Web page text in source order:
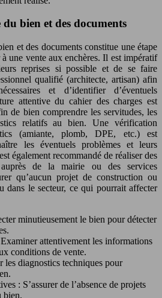
bien et des documents
et des documents constitue une étape
une vente aux enchères. Il est impératif
reprises si possible et de se faire
qualifié (architecte, artisan) afin
et d’identifier d’éventuels
attentive du cahier des charges est
de bien comprendre les servitudes, les
relatifs au bien. Une vérification
(amiante, plomb, DPE, etc.) est
les éventuels problèmes et leurs
également recommandé de réaliser des
auprès de la mairie ou des services
qu’aucun projet de construction ou
dans le secteur, ce qui pourrait affecter
minutieusement le bien pour détecter
attentivement les informations
conditions de vente.
diagnostics techniques pour
: S’assurer de l’absence de projets
bien.